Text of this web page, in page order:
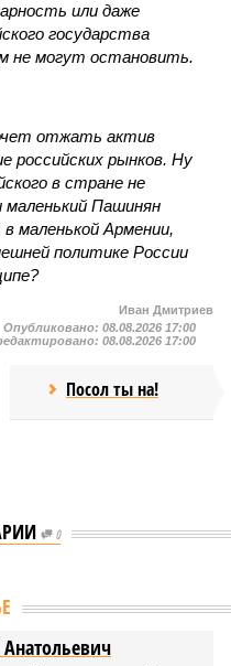
или даже
государства
не могут остановить.
отжать актив
рынков. Ну
в стране не
Пашинян
маленькой Армении,
политике России
Иван Дмитриев
Опубликовано: 08.08.2026 17:00
08.08.2026 17:00
Посол ты на!
0